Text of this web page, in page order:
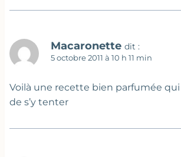
Macaronette dit :
5 octobre 2011 à 10 h 11 min
Voilà une recette bien parfumée
de s’y tenter